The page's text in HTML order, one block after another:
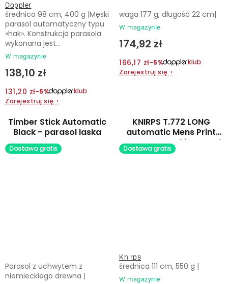
Doppler
W magazynie
138,10 zł
131,20 zł−5%
Zarejestruj się ›
średnica 98 cm, 400 g |Męski
parasol automatyczny typu
«hak». Konstrukcja parasola
wykonana jest...
W magazynie
174,92 zł
166,17 zł−5%
Zarejestruj się ›
waga 177 g, długość 22 cm|
Timber Stick Automatic
Black - parasol laska
Dostawa gratis
Parasol z uchwytem z
niemieckiego drewna |
KNIRPS T.772 LONG
automatic Mens Print
Pattern - męski parasol
długi automatyczny
Dostawa gratis
Knirps
W magazynie
średnica 111 cm, 550 g |